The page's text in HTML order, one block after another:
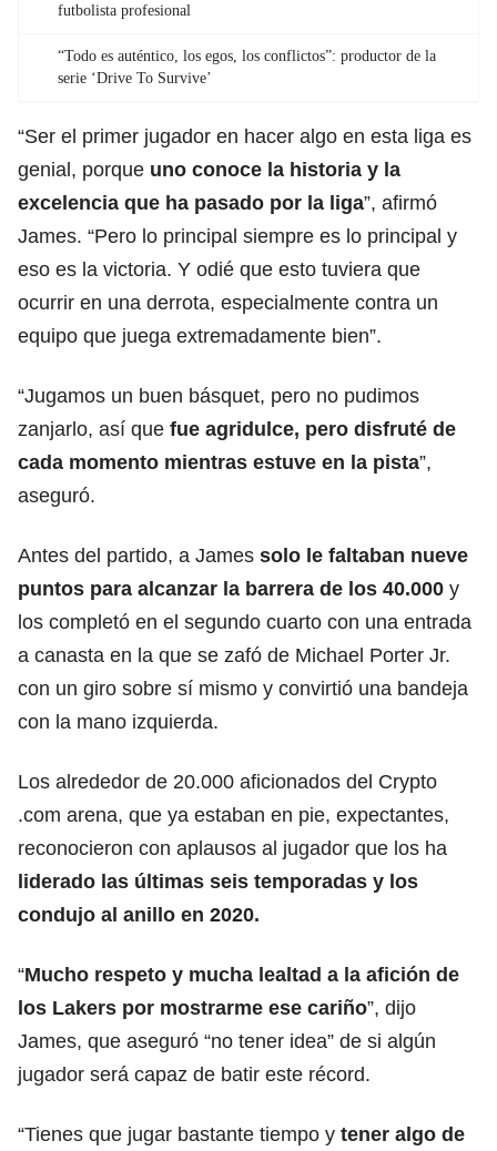
futbolista profesional
“Todo es auténtico, los egos, los conflictos”: productor de la
serie ‘Drive To Survive’
“Ser el primer jugador en hacer algo en esta liga es
genial, porque uno conoce la historia y la
excelencia que ha pasado por la liga”, afirmó
James. “Pero lo principal siempre es lo principal y
eso es la victoria. Y odié que esto tuviera que
ocurrir en una derrota, especialmente contra un
equipo que juega extremadamente bien”.
“Jugamos un buen básquet, pero no pudimos
zanjarlo, así que fue agridulce, pero disfruté de
cada momento mientras estuve en la pista”,
aseguró.
Antes del partido, a James solo le faltaban nueve
puntos para alcanzar la barrera de los 40.000 y
los completó en el segundo cuarto con una entrada
a canasta en la que se zafó de Michael Porter Jr.
con un giro sobre sí mismo y convirtió una bandeja
con la mano izquierda.
Los alrededor de 20.000 aficionados del Crypto
.com arena, que ya estaban en pie, expectantes,
reconocieron con aplausos al jugador que los ha
liderado las últimas seis temporadas y los
condujo al anillo en 2020.
“Mucho respeto y mucha lealtad a la afición de
los Lakers por mostrarme ese cariño”, dijo
James, que aseguró “no tener idea” de si algún
jugador será capaz de batir este récord.
“Tienes que jugar bastante tiempo y tener algo de